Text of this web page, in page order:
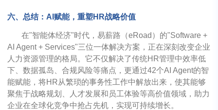
六、总结：AI赋能，重塑HR战略价值
在"智能体经济"时代，易薪路（eRoad）的"Software +
AI Agent + Services"三位一体解决方案，正在深刻改变企业
人力资源管理的格局。它不仅解决了传统HR管理中效率低
下、数据孤岛、合规风险等痛点，更通过42个AI Agent的智
能赋能，将HR从繁琐的事务性工作中解放出来，使其能够
聚焦于战略规划、人才发展和员工体验等高价值领域，助力
企业在全球化竞争中抢占先机，实现可持续增长。